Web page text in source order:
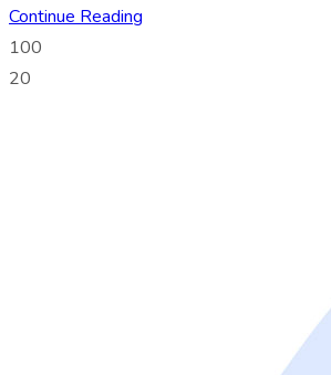
Continue Reading
100
20